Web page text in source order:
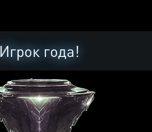
Игрок года!